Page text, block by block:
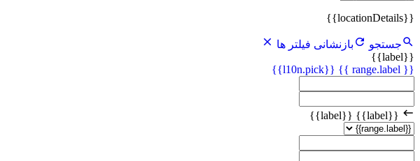
{{locationDetails}}
جستجو
بازنشانی فیلتر ها
{{label}}
{{ range.label }}
{{l10n.pick}}
{{label}}
{{label}}